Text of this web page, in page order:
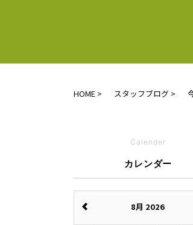
HOME スタッフブログ
Calender
カレンダー
8月 2026